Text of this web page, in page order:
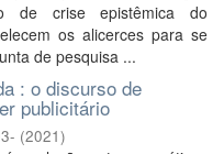
de crise epistêmica do
os alicerces para se
de pesquisa ...
: o discurso de
publicitário
(2021)